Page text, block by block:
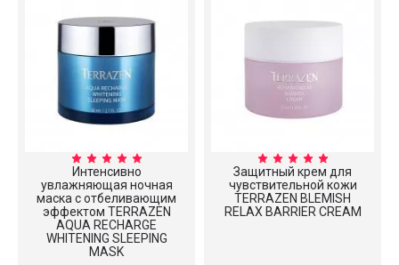
Интенсивно
увлажняющая ночная
маска с отбеливающим
эффектом TERRAZEN
AQUA RECHARGE
WHITENING SLEEPING
MASK
Защитный крем для
чувствительной кожи
TERRAZEN BLEMISH
RELAX BARRIER CREAM